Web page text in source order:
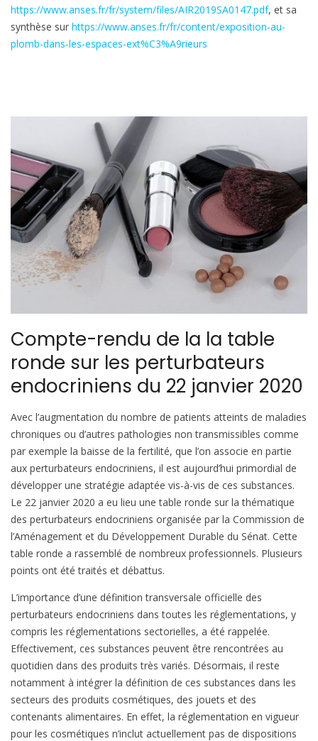
https://www.anses.fr/fr/system/files/AIR2019SA0147.pdf, et sa
synthèse sur https://www.anses.fr/fr/content/exposition-au-
plomb-dans-les-espaces-ext%C3%A9rieurs
Compte-rendu de la la table
ronde sur les perturbateurs
endocriniens du 22 janvier 2020
Avec l’augmentation du nombre de patients atteints de maladies
chroniques ou d’autres pathologies non transmissibles comme
par exemple la baisse de la fertilité, que l’on associe en partie
aux perturbateurs endocriniens, il est aujourd’hui primordial de
développer une stratégie adaptée vis-à-vis de ces substances.
Le 22 janvier 2020 a eu lieu une table ronde sur la thématique
des perturbateurs endocriniens organisée par la Commission de
l’Aménagement et du Développement Durable du Sénat. Cette
table ronde a rassemblé de nombreux professionnels. Plusieurs
points ont été traités et débattus.
L’importance d’une définition transversale officielle des
perturbateurs endocriniens dans toutes les réglementations, y
compris les réglementations sectorielles, a été rappelée.
Effectivement, ces substances peuvent être rencontrées au
quotidien dans des produits très variés. Désormais, il reste
notamment à intégrer la définition de ces substances dans les
secteurs des produits cosmétiques, des jouets et des
contenants alimentaires. En effet, la réglementation en vigueur
pour les cosmétiques n’inclut actuellement pas de dispositions